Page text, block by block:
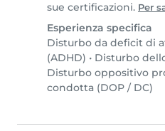
sue certificazioni. Per
Esperienza specifica
Disturbo da deficit di
(ADHD) • Disturbo
Disturbo oppositivo
condotta (DOP / DC)